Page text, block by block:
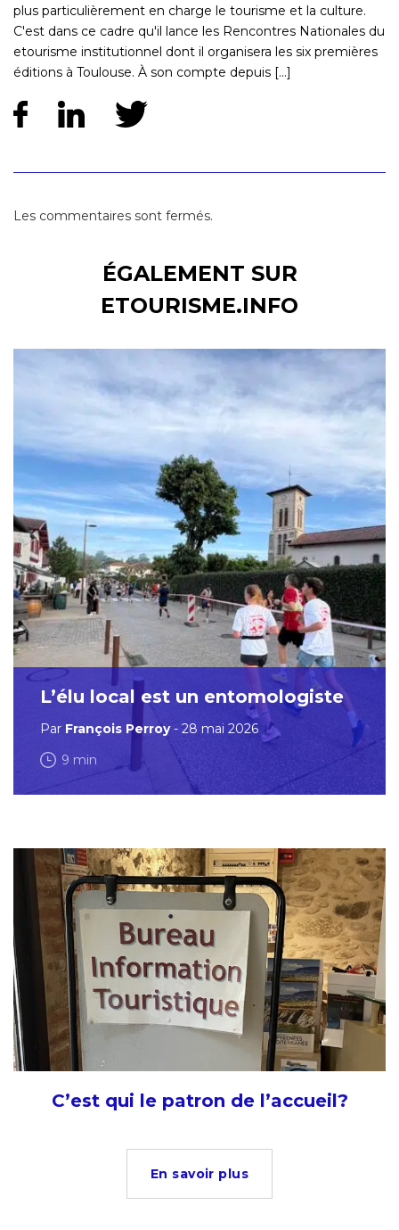
plus particulièrement en charge le tourisme et la culture.
C'est dans ce cadre qu'il lance les Rencontres Nationales du
etourisme institutionnel dont il organisera les six premières
éditions à Toulouse. À son compte depuis [...]
Les commentaires sont fermés.
ÉGALEMENT SUR
ETOURISME.INFO
L’élu local est un entomologiste
Par François Perroy- 28 mai 2026
9 min
C’est qui le patron de l’accueil?
En savoir plus